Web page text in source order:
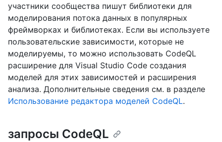
участники сообщества пишут библиотеки для
моделирования потока данных в популярных
фреймворках и библиотеках. Если вы используете
пользовательские зависимости, которые не
моделируемы, то можно использовать CodeQL
расширение для Visual Studio Code создания
моделей для этих зависимостей и расширения
анализа. Дополнительные сведения см. в разделе
Использование редактора моделей CodeQL.
запросы CodeQL